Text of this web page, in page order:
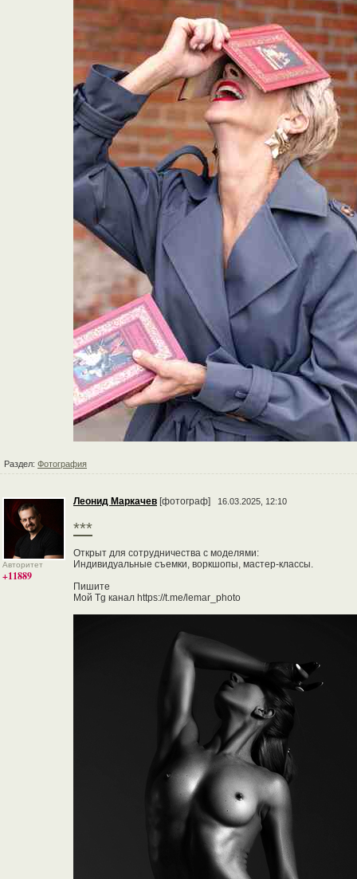
Раздел: Фотография
Авторитет
+11889
Леонид Маркачев [фотограф] 16.03.2025, 12:10
***
Открыт для сотрудничества с моделями:
Индивидуальные съемки, воркшопы, мастер-классы.
Пишите
Мой Tg канал https://t.me/lemar_photo